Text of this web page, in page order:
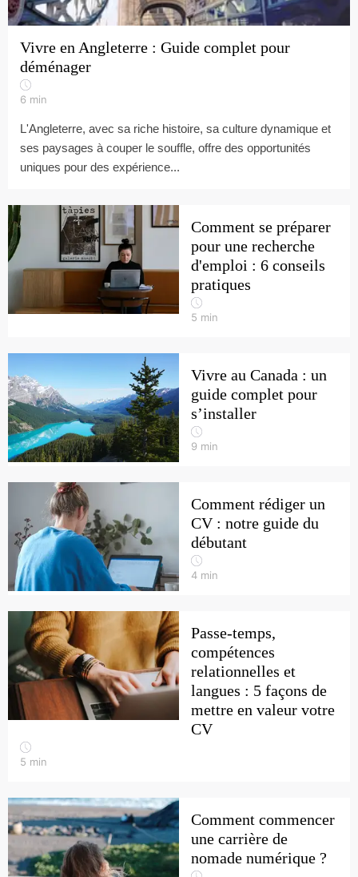
Vivre en Angleterre : Guide complet pour
déménager
6 min
L'Angleterre, avec sa riche histoire, sa culture dynamique et
ses paysages à couper le souffle, offre des opportunités
uniques pour des expérience...
Comment se préparer
pour une recherche
d'emploi : 6 conseils
pratiques
5 min
Vivre au Canada : un
guide complet pour
s’installer
9 min
Comment rédiger un
CV : notre guide du
débutant
4 min
Passe-temps,
compétences
relationnelles et
langues : 5 façons de
mettre en valeur votre
CV
5 min
Comment commencer
une carrière de
nomade numérique ?